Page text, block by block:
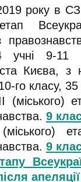
року в
учні 9-11
Києва, з
го класу,
(міського)
9
9
апеляції